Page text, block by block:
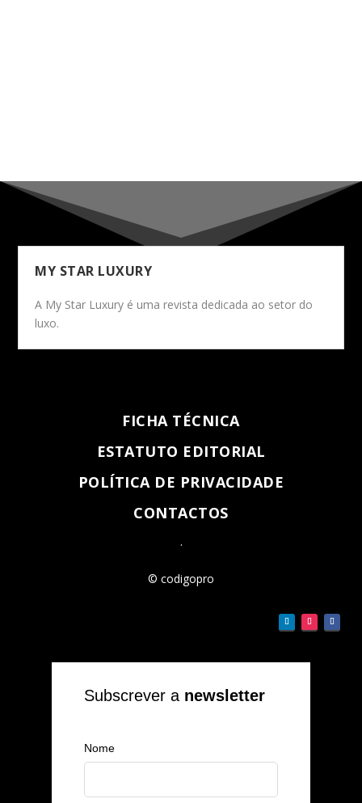
MY STAR LUXURY
A My Star Luxury é uma revista dedicada ao setor do
luxo.
FICHA TÉCNICA
ESTATUTO EDITORIAL
POLÍTICA DE PRIVACIDADE
CONTACTOS
.
© codigopro
Subscrever a newsletter
Nome